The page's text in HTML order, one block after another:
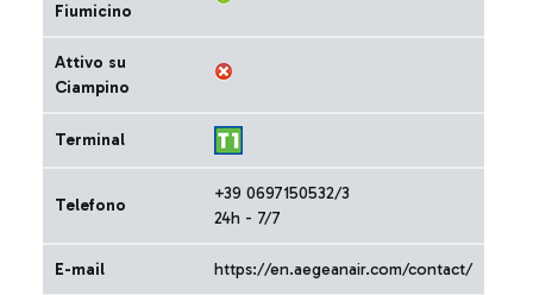
Fiumicino
Attivo su
Ciampino
Terminal
Telefono
+39 0697150532/3
24h - 7/7
E-mail https://en.aegeanair.com/contact/